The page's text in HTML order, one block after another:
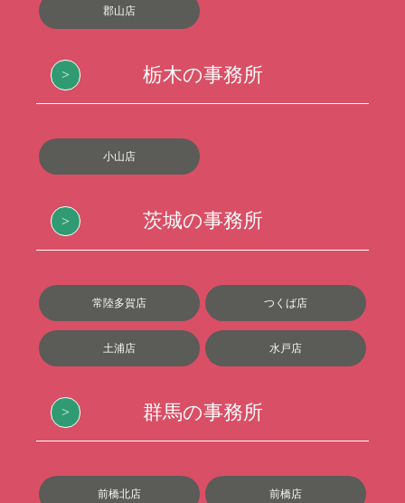
郡山店
栃木の事務所
小山店
茨城の事務所
常陸多賀店 つくば店
土浦店 水戸店
群馬の事務所
前橋北店 前橋店